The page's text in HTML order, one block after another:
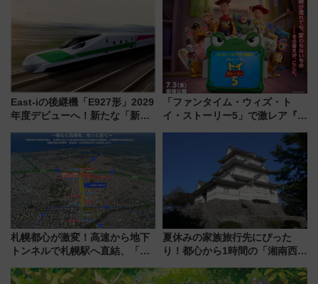
で極上の夏祭り鉄道旅を放送
East-iの後継機「E927形」2029
年度デビューへ！新たな「新幹
説【JR東日本】
「ファンタイム・ウィズ・ト
イ・ストーリー5」で激レア『ロ
デコレーションも徹底解説
札幌都心が激変！高速から地下
トンネルで札幌駅へ直結、「創
から本格着工、延長4.8km整備
夏休みの家族旅行先にぴった
り！都心から1時間の「湘南西エ
島とは異なる魅力を持つ今夏の